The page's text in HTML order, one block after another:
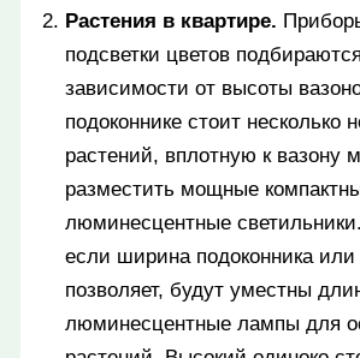
Растения в квартире.
подсветки цветов
зависимости от высоты
подоконнике стоит несколько
растений, вплотную к вазону
разместить мощные
люминесцентные
если ширина подоконника или
позволяет, будут уместны
люминесцентные лампы для